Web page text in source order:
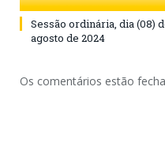
Sessão ordinária, dia (08)
agosto de 2024
Os comentários estão